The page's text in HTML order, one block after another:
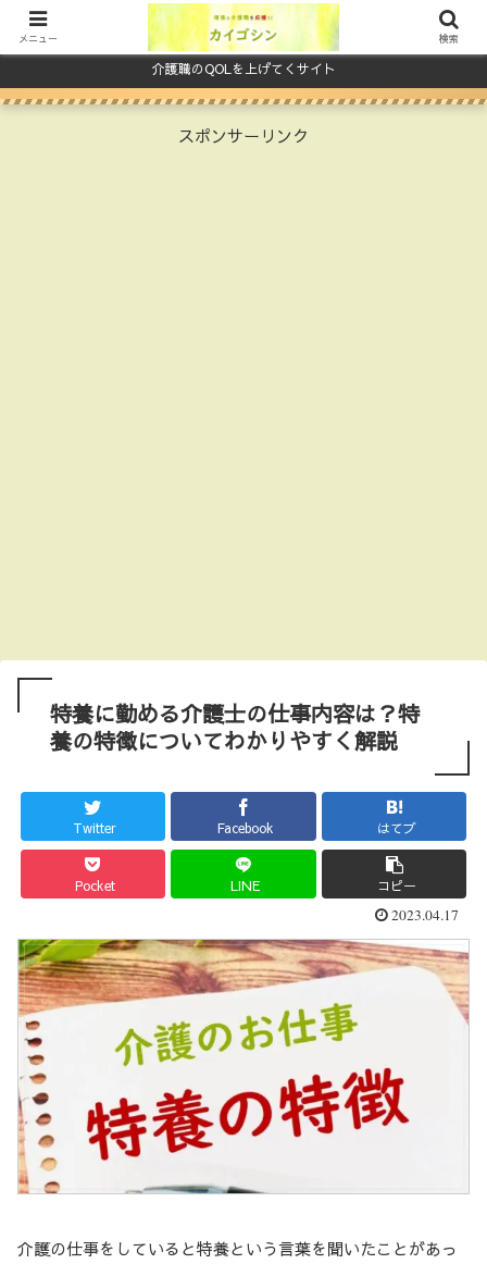
介護職のQOLを上げてくサイト
スポンサーリンク
特養に勤める介護士の仕事内容は？特
養の特徴についてわかりやすく解説
Twitter Facebook はてブ
Pocket LINE コピー
2023.04.17
介護の仕事をしていると特養という言葉を聞いたことがあっ
メニュー 検索